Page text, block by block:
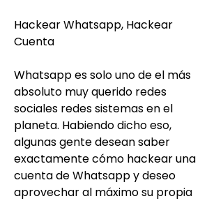
Hackear Whatsapp, Hackear
Cuenta
Whatsapp es solo uno de el más
absoluto muy querido redes
sociales redes sistemas en el
planeta. Habiendo dicho eso,
algunas gente desean saber
exactamente cómo hackear una
cuenta de Whatsapp y deseo
aprovechar al máximo su propia